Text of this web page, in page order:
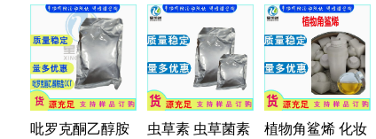
化物
吡罗克酮乙醇胺
虫草素 虫草菌素
植物角鲨烯 化妆